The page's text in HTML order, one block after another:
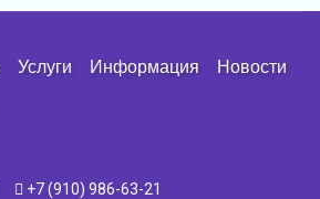
Услуги Информация Новости
+7 (910) 986-63-21